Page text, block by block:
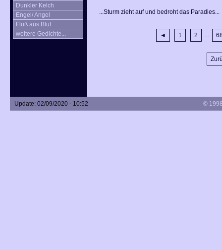
Dunkler Kelch
Engel/ Angel
Fluß aus Blut
weitere Gedichte...
...Sturm zieht auf und bedroht das Paradies...
◄ 1 2
Update: 02/09/2020 - 10:52 ©